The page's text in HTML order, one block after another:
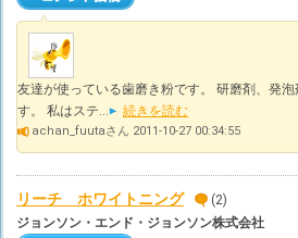
友達が使っている歯磨き粉です。 研磨剤、発
す。 私はステ...
続きを読む
achan_fuutaさん 2011-10-27 00:34:55
リーチ ホワイトニング
(2)
ジョンソン・エンド・ジョンソン株式会社